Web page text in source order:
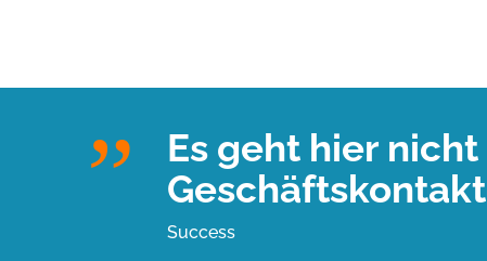
Es geht hier
Success